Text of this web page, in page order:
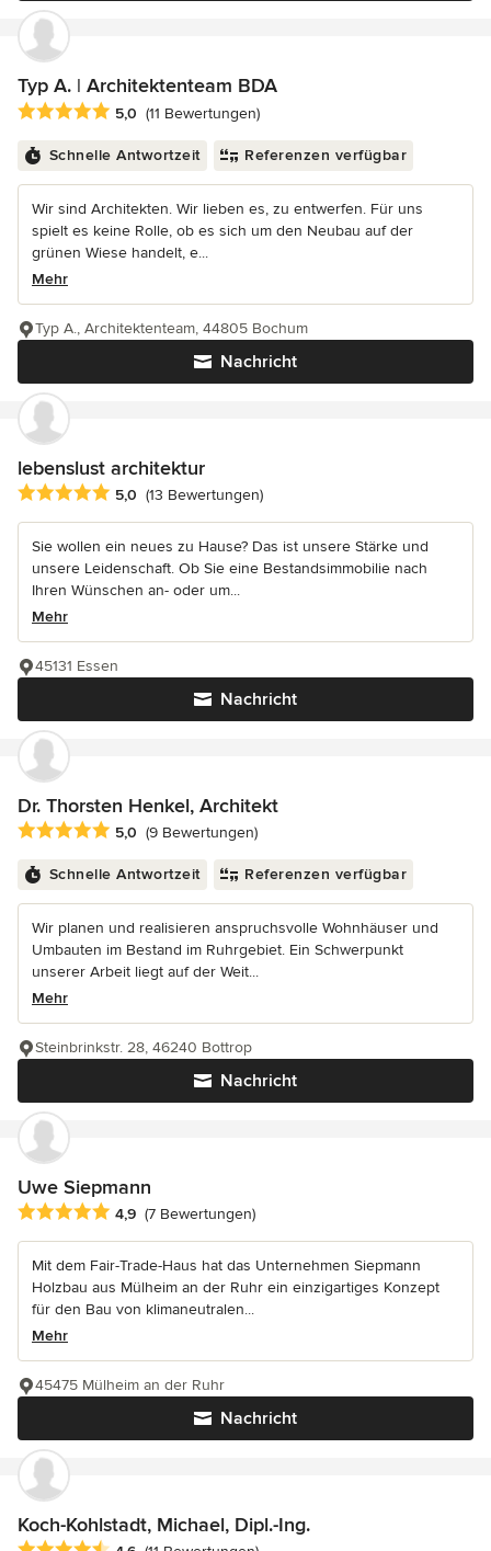
Typ A. | Architektenteam BDA
Durchschnittliche Bewertung: 5 von 5 Sternen
5,0 (11 Bewertungen)
Schnelle Antwortzeit Referenzen verfügbar
Wir sind Architekten. Wir lieben es, zu entwerfen. Für uns
spielt es keine Rolle, ob es sich um den Neubau auf der
grünen Wiese handelt, e...
Mehr
Nachricht
Typ A., Architektenteam, 44805 Bochum
lebenslust architektur
Durchschnittliche Bewertung: 5 von 5 Sternen
5,0 (13 Bewertungen)
Sie wollen ein neues zu Hause? Das ist unsere Stärke und
unsere Leidenschaft. Ob Sie eine Bestandsimmobilie nach
Ihren Wünschen an- oder um...
Mehr
Nachricht
45131 Essen
Dr. Thorsten Henkel, Architekt
Durchschnittliche Bewertung: 5 von 5 Sternen
5,0 (9 Bewertungen)
Schnelle Antwortzeit Referenzen verfügbar
Wir planen und realisieren anspruchsvolle Wohnhäuser und
Umbauten im Bestand im Ruhrgebiet. Ein Schwerpunkt
unserer Arbeit liegt auf der Weit...
Mehr
Nachricht
Steinbrinkstr. 28, 46240 Bottrop
Uwe Siepmann
Durchschnittliche Bewertung: 4.9 von 5 Sternen
4,9 (7 Bewertungen)
Mit dem Fair-Trade-Haus hat das Unternehmen Siepmann
Holzbau aus Mülheim an der Ruhr ein einzigartiges Konzept
für den Bau von klimaneutralen...
Mehr
Nachricht
45475 Mülheim an der Ruhr
Koch-Kohlstadt, Michael, Dipl.-Ing.